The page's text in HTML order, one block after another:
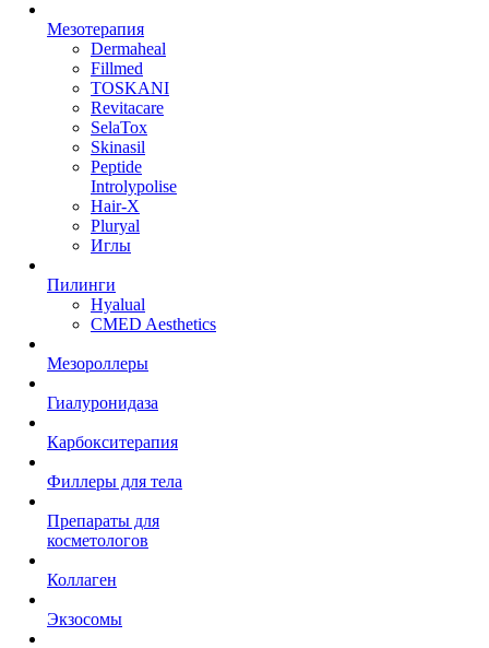
Мезотерапия
Dermaheal
Fillmed
TOSKANI
Revitacare
SelaTox
Skinasil
Peptide
Introlypolise
Hair-X
Pluryal
Иглы
Пилинги
Hyalual
CMED Aesthetics
Мезороллеры
Гиалуронидаза
Карбокситерапия
Филлеры для тела
Препараты для
косметологов
Коллаген
Экзосомы